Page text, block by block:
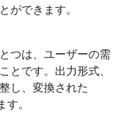
ができます。
つは、ユーザーの需
とです。出力形式、
し、変換された
。